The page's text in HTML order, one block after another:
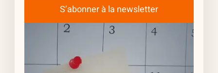
S’abonner à la newsletter